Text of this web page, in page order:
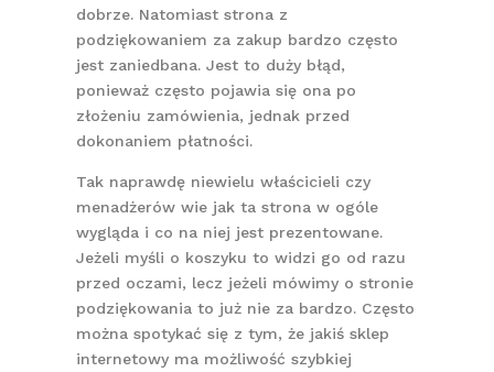
dobrze. Natomiast strona z
podziękowaniem za zakup bardzo często
jest zaniedbana. Jest to duży błąd,
ponieważ często pojawia się ona po
złożeniu zamówienia, jednak przed
dokonaniem płatności.
Tak naprawdę niewielu właścicieli czy
menadżerów wie jak ta strona w ogóle
wygląda i co na niej jest prezentowane.
Jeżeli myśli o koszyku to widzi go od razu
przed oczami, lecz jeżeli mówimy o stronie
podziękowania to już nie za bardzo. Często
można spotykać się z tym, że jakiś sklep
internetowy ma możliwość szybkiej